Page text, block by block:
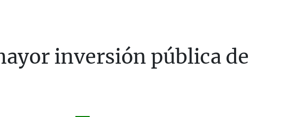
inversión pública de